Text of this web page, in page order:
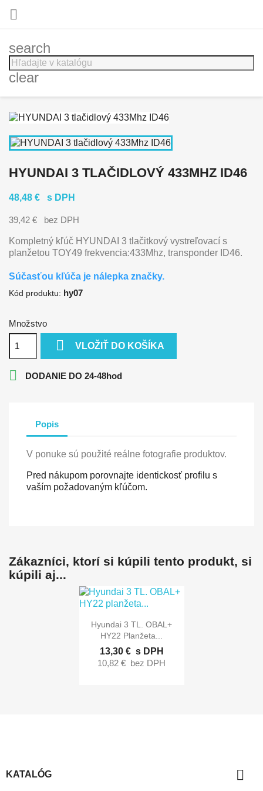

search
clear
HYUNDAI 3 TLAČIDLOVÝ 433MHZ ID46
48,48 € s DPH
39,42 € bez DPH
Kompletný kľúč HYUNDAI 3 tlačitkový vystreľovací s
planžetou TOY49 frekvencia:433Mhz, transponder ID46.
Súčasťou kľúča je nálepka značky.
Kód produktu: hy07
Množstvo
 VLOŽIŤ DO KOŠÍKA
 DODANIE DO 24-48hod
Popis
V ponuke sú použité reálne fotografie produktov.
Pred nákupom porovnajte identickosť profilu s
vaším požadovaným kľúčom.
Zákazníci, ktorí si kúpili tento produkt, si
kúpili aj...
 Rýchly náhľad
Hyundai 3 TL. OBAL+
HY22 Planžeta...
13,30 € s DPH
10,82 € bez DPH
KATALÓG 